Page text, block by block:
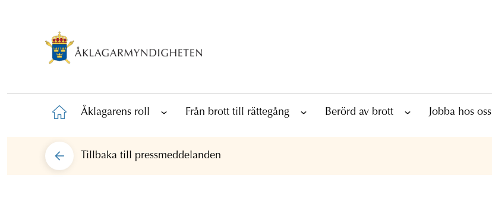
Åklagarens roll Från brott till rättegång Berörd av brott Jobba hos oss
Tillbaka till pressmeddelanden